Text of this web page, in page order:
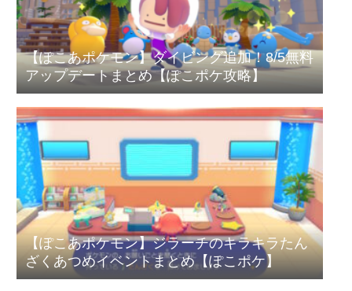
【ぽこあポケモン】ダイビング追加！8/5無料
アップデートまとめ【ぽこポケ攻略】
【ぽこあポケモン】ジラーチのキラキラたん
ざくあつめイベントまとめ【ぽこポケ】